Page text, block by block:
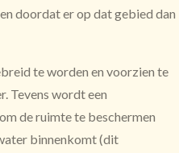
doordat er op dat gebied dan
te worden en voorzien te
Tevens wordt een
de ruimte te beschermen
binnenkomt (dit